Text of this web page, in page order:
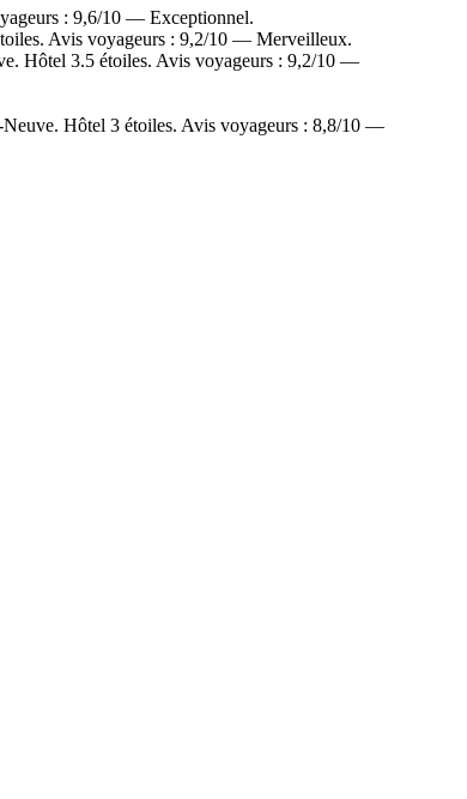
: 9,6/10 — Exceptionnel.
Avis voyageurs : 9,2/10 — Merveilleux.
Hôtel 3.5 étoiles. Avis voyageurs : 9,2/10 —
Hôtel 3 étoiles. Avis voyageurs : 8,8/10 —